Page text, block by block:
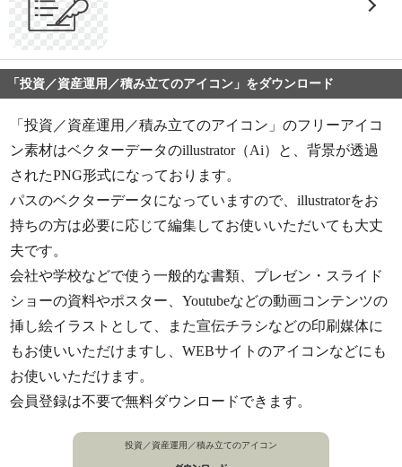
「投資／資産運用／積み立てのアイコン」をダウンロード
「投資／資産運用／積み立てのアイコン」のフリーアイコ
ン素材はベクターデータのillustrator（Ai）と、背景が透過
されたPNG形式になっております。
パスのベクターデータになっていますので、illustratorをお
持ちの方は必要に応じて編集してお使いいただいても大丈
夫です。
会社や学校などで使う一般的な書類、プレゼン・スライド
ショーの資料やポスター、Youtubeなどの動画コンテンツの
挿し絵イラストとして、また宣伝チラシなどの印刷媒体に
もお使いいただけますし、WEBサイトのアイコンなどにも
お使いいただけます。
会員登録は不要で無料ダウンロードできます。
投資／資産運用／積み立てのアイコン